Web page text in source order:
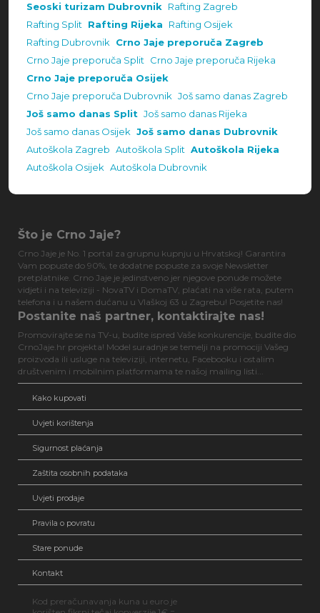
Seoski turizam Dubrovnik Rafting Zagreb
Rafting Split Rafting Rijeka
Rafting Osijek
Rafting Dubrovnik Crno Jaje preporuča Zagreb
Crno Jaje preporuča Split Crno Jaje preporuča Rijeka
Crno Jaje preporuča Osijek
Crno Jaje preporuča Dubrovnik Još samo danas Zagreb
Još samo danas Split Još samo danas Rijeka
Još samo danas Osijek Još samo danas Dubrovnik
Autoškola Zagreb Autoškola Split Autoškola Rijeka
Autoškola Osijek Autoškola Dubrovnik
Što je Crno Jaje?
Crno Jaje je No. 1 portal za grupnu kupnju u Hrvatskoj! Garantira
Vam popuste do 90%, te dodatne popuste za svoje Newsletter
pretplatnike. Crno Jaje je jedinstveno jer njegove ponude možete
vidjeti i na televiziji - NovaTV i DomaTV, plaćati na više rata, putem
telefona i u našem dućanu u Vlaškoj 63 u Zagrebu! Posjetite nas!
Postanite naš partner, kontaktirajte nas!
Promovirajte se na TV-u, budite ispred Vaše konkurencije, budite dio
CrnoJaje.hr projekta! Model suradnje se temelji na promociji Vašeg
proizvoda ili usluge na televiziji, internetu, Facebooku i ostalim
društvenim i mobilnim platformama te našoj mailing listi...
Kako kupovati
Uvjeti korištenja
Sigurnost plaćanja
Zaštita osobnih podataka
Uvjeti prodaje
Pravila o povratu
Stare ponude
Kontakt
Kod preračunavanja kuna u euro je